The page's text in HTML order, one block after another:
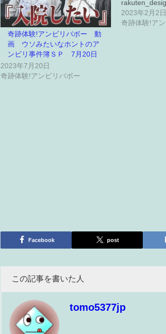
奇跡体験!アンビリバボー 動
画 ウソみたいなホントのア
ンビリ事件簿ＳＰ 7月20日
2023年7月20日
奇跡体験!アンビリバボー
2023年2月2日
奇跡体験!ア
Facebook post
この記事を書いた人
tomo5377jp